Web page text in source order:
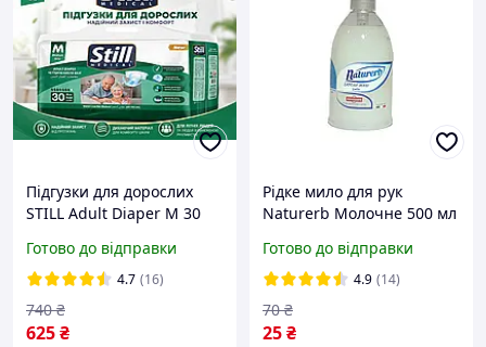
Підгузки для дорослих
STILL Adult Diaper M 30
для інконтиненції
Готово до відправки
4.7 (16)
625₴
740 ₴
Рідке мило для рук
Naturerb Молочне 500 мл
Готово до відправки
4.9 (14)
25₴
70 ₴